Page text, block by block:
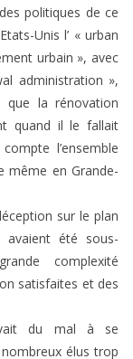
politiques de ce
Unis l’ « urban
urbain », avec
administration »,
que la rénovation
quand il le fallait
l’ensemble
même en Grande-
sur le plan
avaient été sous-
complexité
satisfaites et des
du mal à se
élus trop